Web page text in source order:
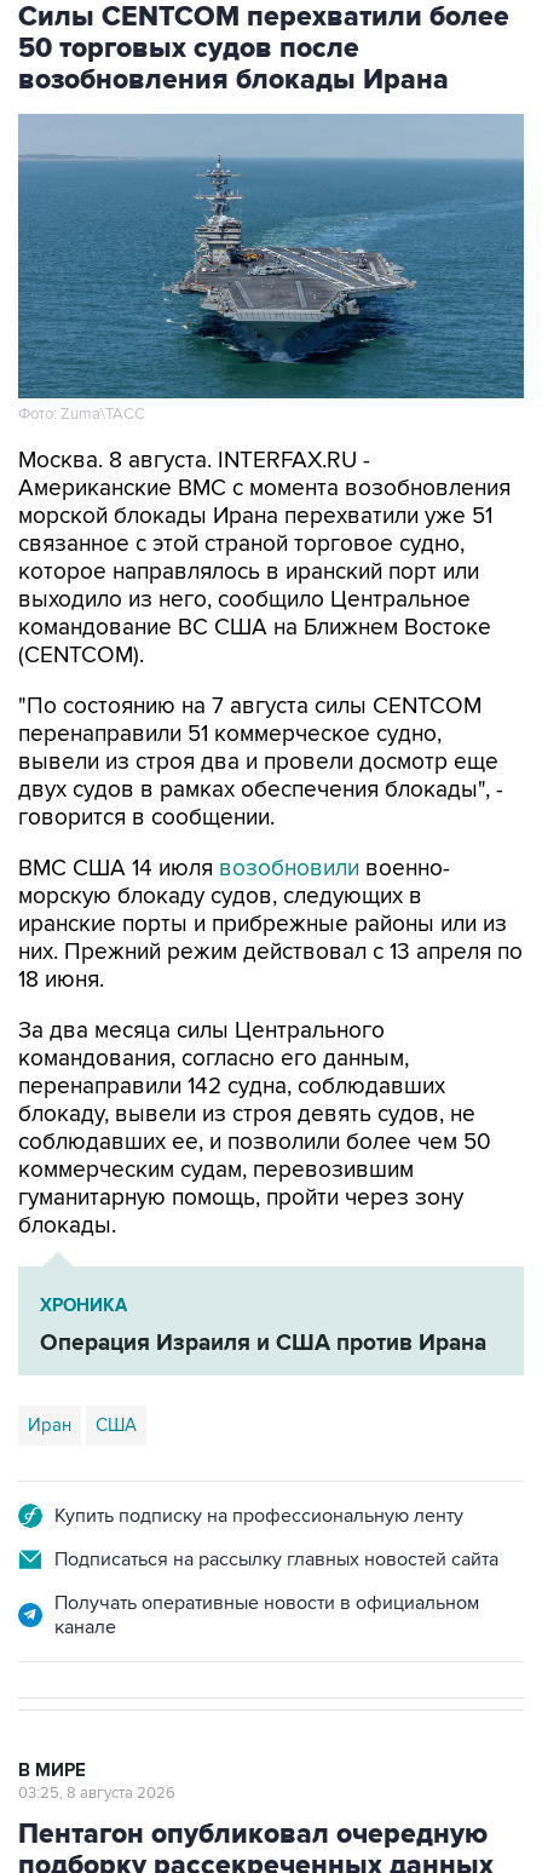
Силы CENTCOM перехватили более
50 торговых судов после
возобновления блокады Ирана
Фото: Zuma\ТАСС
Москва. 8 августа. INTERFAX.RU -
Американские ВМС с момента возобновления
морской блокады Ирана перехватили уже 51
связанное с этой страной торговое судно,
которое направлялось в иранский порт или
выходило из него, сообщило Центральное
командование ВС США на Ближнем Востоке
(CENTCOM).
"По состоянию на 7 августа силы CENTCOM
перенаправили 51 коммерческое судно,
вывели из строя два и провели досмотр еще
двух судов в рамках обеспечения блокады", -
говорится в сообщении.
ВМС США 14 июля возобновили военно-
морскую блокаду судов, следующих в
иранские порты и прибрежные районы или из
них. Прежний режим действовал с 13 апреля по
18 июня.
За два месяца силы Центрального
командования, согласно его данным,
перенаправили 142 судна, соблюдавших
блокаду, вывели из строя девять судов, не
соблюдавших ее, и позволили более чем 50
коммерческим судам, перевозившим
гуманитарную помощь, пройти через зону
блокады.
ХРОНИКА
Операция Израиля и США против Ирана
Иран США
Купить подписку на профессиональную ленту
Подписаться на рассылку главных новостей сайта
Получать оперативные новости в официальном
канале
В МИРЕ
03:25, 8 августа 2026
Пентагон опубликовал очередную
подборку рассекреченных данных